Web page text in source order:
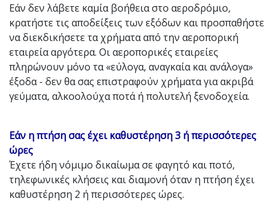
Εάν δεν λάβετε καμία βοήθεια στο αεροδρόμιο,
κρατήστε τις αποδείξεις των εξόδων και προσπαθήστε
να διεκδικήσετε τα χρήματα από την αεροπορική
εταιρεία αργότερα. Οι αεροπορικές εταιρείες
πληρώνουν μόνο τα «εύλογα, αναγκαία και ανάλογα»
έξοδα - δεν θα σας επιστραφούν χρήματα για ακριβά
γεύματα, αλκοολούχα ποτά ή πολυτελή ξενοδοχεία.
Εάν η πτήση σας έχει καθυστέρηση 3 ή περισσότερες
ώρες
Έχετε ήδη νόμιμο δικαίωμα σε φαγητό και ποτό,
τηλεφωνικές κλήσεις και διαμονή όταν η πτήση έχει
καθυστέρηση 2 ή περισσότερες ώρες.